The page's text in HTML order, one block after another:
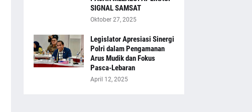
SIGNAL SAMSAT
Oktober 27, 2025
Legislator Apresiasi Sinergi
Polri dalam Pengamanan
Arus Mudik dan Fokus
Pasca-Lebaran
April 12, 2025